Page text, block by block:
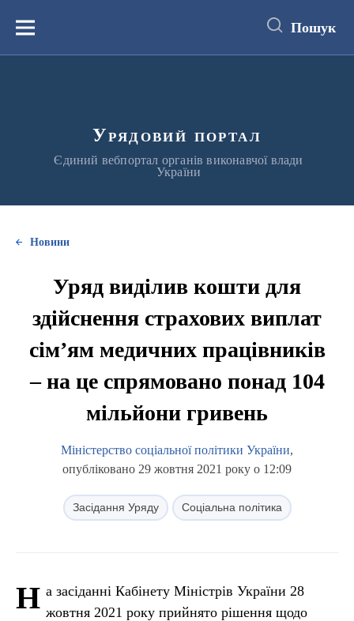
вмістуМеню Пошук
Урядовий портал
Єдиний вебпортал органів виконавчої влади
України
Новини
Уряд виділив кошти для
здійснення страхових виплат
сім’ям медичних працівників
– на це спрямовано понад 104
мільйони гривень
Міністерство соціальної політики України,
опубліковано 29 жовтня 2021 року о 12:09
Засідання Уряду Соціальна політика
Н а засіданні Кабінету Міністрів України 28
жовтня 2021 року прийнято рішення щодо